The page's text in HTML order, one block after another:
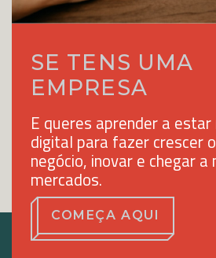
SE TENS UMA
EMPRESA
E queres aprender a estar
digital para fazer crescer
negócio, inovar e chegar a
mercados.
COMEÇA AQUI